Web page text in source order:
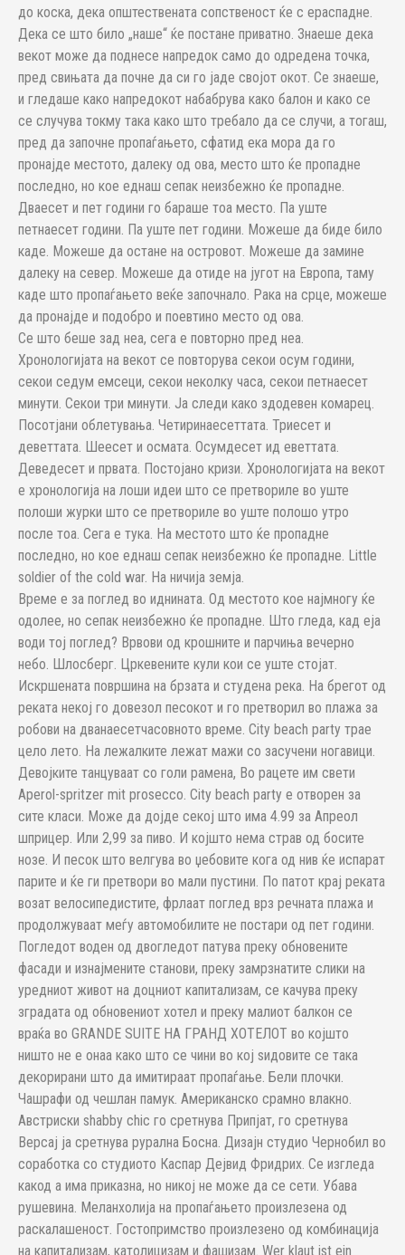
до коска, дека општествената сопственост ќе с ераспадне.
Дека се што било „наше“ ќе постане приватно. Знаеше дека
векот може да поднесе напредок само до одредена точка,
пред свињата да почне да си го јаде својот окот. Се знаеше,
и гледаше како напредокот набабрува како балон и како се
се случува токму така како што требало да се случи, а тогаш,
пред да започне пропаѓањето, сфатид ека мора да го
пронајде местото, далеку од ова, место што ќе пропадне
последно, но кое еднаш сепак неизбежно ќе пропадне.
Дваесет и пет години го бараше тоа место. Па уште
петнаесет години. Па уште пет години. Можеше да биде било
каде. Можеше да остане на островот. Можеше да замине
далеку на север. Можеше да отиде на југот на Европа, таму
каде што пропаѓањето веќе започнало. Рака на срце, можеше
да пронајде и подобро и поевтино место од ова.
Се што беше зад неа, сега е повторно пред неа.
Хронологијата на векот се повторува секои осум години,
секои седум емсеци, секои неколку часа, секои петнаесет
минути. Секои три минути. Ја следи како здодевен комарец.
Посотјани облетувања. Четиринаесеттата. Триесет и
деветтата. Шеесет и осмата. Осумдесет ид еветтата.
Деведесет и првата. Постојано кризи. Хронологијата на векот
е хронологија на лоши идеи што се претвориле во уште
полоши журки што се претвориле во уште полошо утро
после тоа. Сега е тука. На местото што ќе пропадне
последно, но кое еднаш сепак неизбежно ќе пропадне. Little
soldier of the cold war. На ничија земја.
Време е за поглед во иднината. Од местото кое најмногу ќе
одолее, но сепак неизбежно ќе пропадне. Што гледа, кад еја
води тој поглед? Врвови од крошните и парчиња вечерно
небо. Шлосберг. Цркевените кули кои се уште стојат.
Искршената површина на брзата и студена река. На брегот од
реката некој го довезол песокот и го претворил во плажа за
робови на дванаесетчасовното време. City beach party трае
цело лето. На лежалките лежат мажи со засучени ногавици.
Девојките танцуваат со голи рамена, Во рацете им свети
Aperol-spritzer mit prosecco. City beach party е отворен за
сите класи. Може да дојде секој што има 4.99 за Апреол
шприцер. Или 2,99 за пиво. И којшто нема страв од босите
нозе. И песок што велгува во џебовите кога од нив ќе испарат
парите и ќе ги претвори во мали пустини. По патот крај реката
возат велосипедистите, фрлаат поглед врз речната плажа и
продолжуваат меѓу автомобилите не постари од пет години.
Погледот воден од двогледот патува преку обновените
фасади и изнајмените станови, преку замрзнатите слики на
уредниот живот на доцниот капитализам, се качува преку
зградата од обновениот хотел и преку малиот балкон се
враќа во GRANDE SUITE НА ГРАНД ХОТЕЛОТ во којшто
ништо не е онаа како што се чини во кој ѕидовите се така
декорирани што да имитираат пропаѓање. Бели плочки.
Чашрафи од чешлан памук. Американско срамно влакно.
Австриски shabby chic го сретнува Припјат, го сретнува
Версај ја сретнува рурална Босна. Дизајн студио Чернобил во
соработка со студиото Каспар Дејвид Фридрих. Се изгледа
какод а има приказна, но никој не може да се сети. Убава
рушевина. Меланхолија на пропаѓањето произлезена од
раскалашеност. Гостопримство произлезено од комбинација
на капитализам, католицизам и фашизам. Wer klaut ist ein